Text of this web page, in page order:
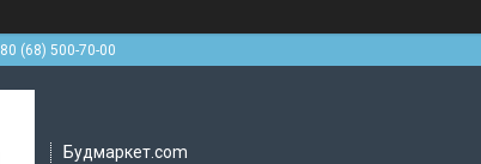
(68) 500-70-00
Будмаркет.com